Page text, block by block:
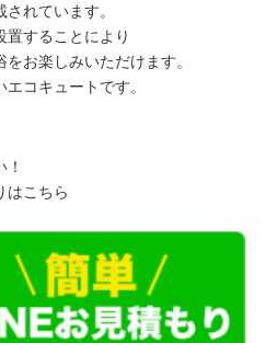
れています。
置することにより
お楽しみいただけます。
コキュートです。
はこちら